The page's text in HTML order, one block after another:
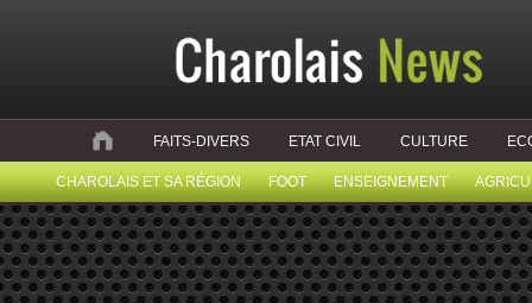
FAITS-DIVERS ETAT CIVIL CULTURE
CHAROLAIS ET SA RÉGION FOOT ENSEIGNEMENT